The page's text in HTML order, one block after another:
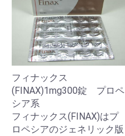
フィナックス
(FINAX)1mg300錠 プロペ
シア系
フィナックス(FINAX)はプ
ロペシアのジェネリック版